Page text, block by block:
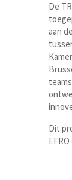
De
aan
Dit